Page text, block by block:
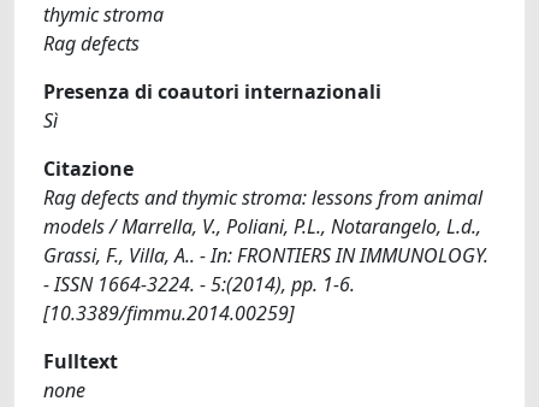
thymic stroma
Rag defects
Presenza di coautori internazionali
Sì
Citazione
Rag defects and thymic stroma: lessons from animal
models / Marrella, V., Poliani, P.L., Notarangelo, L.d.,
Grassi, F., Villa, A.. - In: FRONTIERS IN IMMUNOLOGY.
- ISSN 1664-3224. - 5:(2014), pp. 1-6.
[10.3389/fimmu.2014.00259]
Fulltext
none